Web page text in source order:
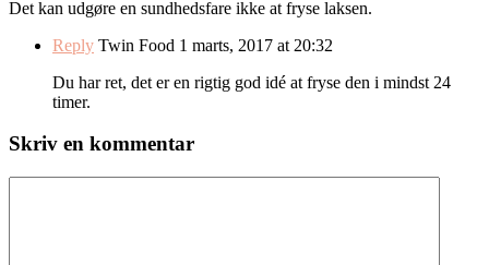
Det kan udgøre en sundhedsfare ikke at fryse laksen.
Reply Twin Food 1 marts, 2017 at 20:32
Du har ret, det er en rigtig god idé at fryse den i mindst 24
timer.
Skriv en kommentar